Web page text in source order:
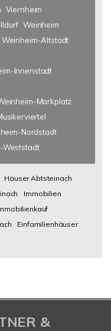
Viernheim
Weinheim
Weinheim-Altstadt
Innenstadt
Markplatz
Nordstadt
Weststadt
Häuser Abtsteinach
Immobilien
Einfamilienhäuser
&